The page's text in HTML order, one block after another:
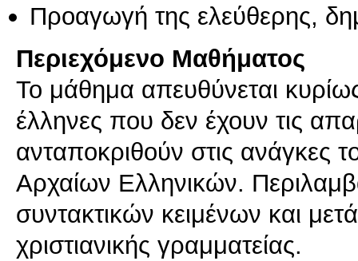
Προαγωγή της ελεύθερης,
Περιεχόμενο Μαθήματος
Το μάθημα απευθύνεται
έλληνες που δεν έχουν τις
ανταποκριθούν στις ανάγκες
Αρχαίων Ελληνικών.
συντακτικών κειμένων και
χριστιανικής γραμματείας.